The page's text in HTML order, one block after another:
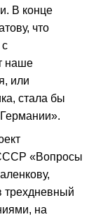
В конце
что
наше
или
стала бы
«Вопросы
трехдневный
на